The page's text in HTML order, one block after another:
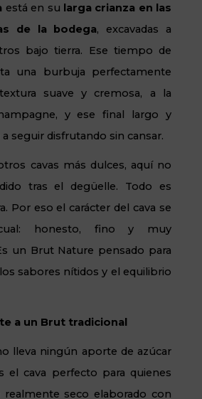
está en su larga crianza en las
de la bodega, excavadas a
bajo tierra. Ese tiempo de
una burbuja perfectamente
suave y cremosa, a la
y ese final largo y
seguir disfrutando sin cansar.
cavas más dulces, aquí no
tras el degüelle. Todo es
Por eso el carácter del cava se
honesto, fino y muy
un Brut Nature pensado para
sabores nítidos y el equilibrio
a un Brut tradicional
lleva ningún aporte de azúcar
el cava perfecto para quienes
realmente seco elaborado con